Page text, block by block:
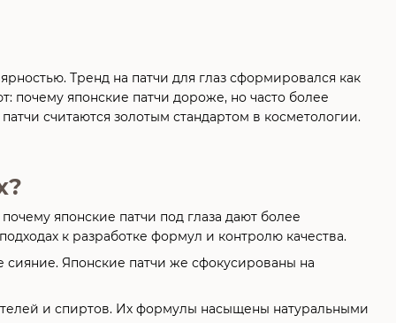
Тренд на патчи для глаз сформировался как
почему японские патчи дороже, но часто более
считаются золотым стандартом в косметологии.
японские патчи под глаза дают более
к разработке формул и контролю качества.
Японские патчи же сфокусированы на
и спиртов. Их формулы насыщены натуральными